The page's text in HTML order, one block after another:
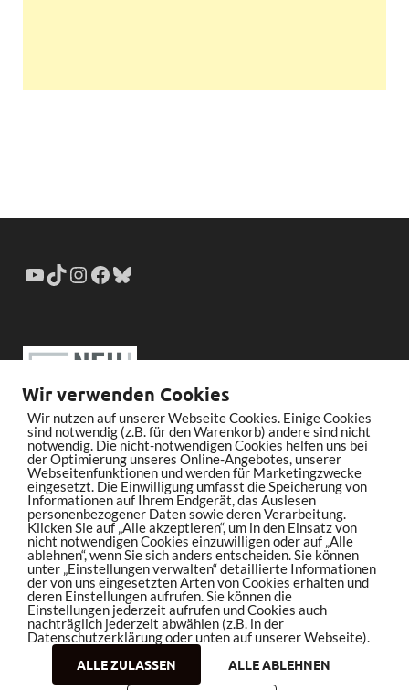
Wir verwenden Cookies
Wir nutzen auf unserer Webseite Cookies. Einige Cookies
sind notwendig (z.B. für den Warenkorb) andere sind nicht
notwendig. Die nicht-notwendigen Cookies helfen uns bei
der Optimierung unseres Online-Angebotes, unserer
Webseitenfunktionen und werden für Marketingzwecke
eingesetzt. Die Einwilligung umfasst die Speicherung von
Informationen auf Ihrem Endgerät, das Auslesen
personenbezogener Daten sowie deren Verarbeitung.
Klicken Sie auf „Alle akzeptieren“, um in den Einsatz von
nicht notwendigen Cookies einzuwilligen oder auf „Alle
ablehnen“, wenn Sie sich anders entscheiden. Sie können
unter „Einstellungen verwalten“ detaillierte Informationen
der von uns eingesetzten Arten von Cookies erhalten und
deren Einstellungen aufrufen. Sie können die
Einstellungen jederzeit aufrufen und Cookies auch
nachträglich jederzeit abwählen (z.B. in der
Datenschutzerklärung oder unten auf unserer Webseite).
ALLE ZULASSEN
ALLE ABLEHNEN